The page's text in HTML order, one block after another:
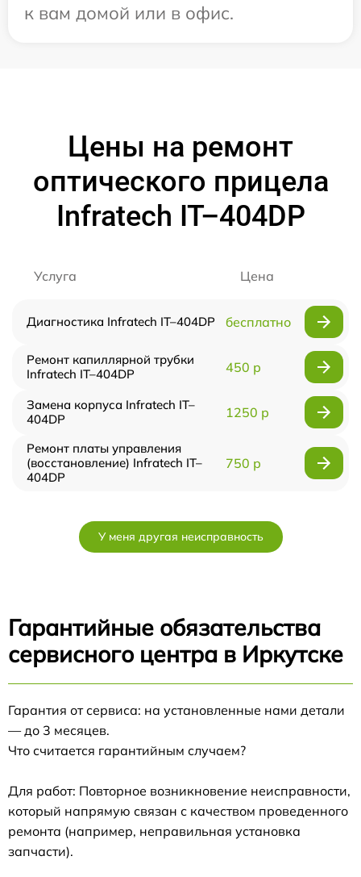
к вам домой или в офис.
Цены на ремонт
оптического прицела
Infratech IT–404DP
Услуга Цена
Диагностика Infratech IT–404DP бесплатно
Ремонт капиллярной трубки
Infratech IT–404DP
450 р
Замена корпуса Infratech IT–
404DP
1250 р
Ремонт платы управления
(восстановление) Infratech IT–
404DP
750 р
У меня другая неисправность
Гарантийные обязательства
сервисного центра в Иркутске
Гарантия от сервиса: на установленные нами детали
— до 3 месяцев.
Что считается гарантийным случаем?
Для работ: Повторное возникновение неисправности,
который напрямую связан с качеством проведенного
ремонта (например, неправильная установка
запчасти).